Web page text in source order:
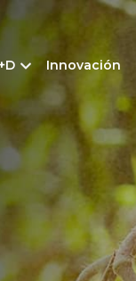
Innovación